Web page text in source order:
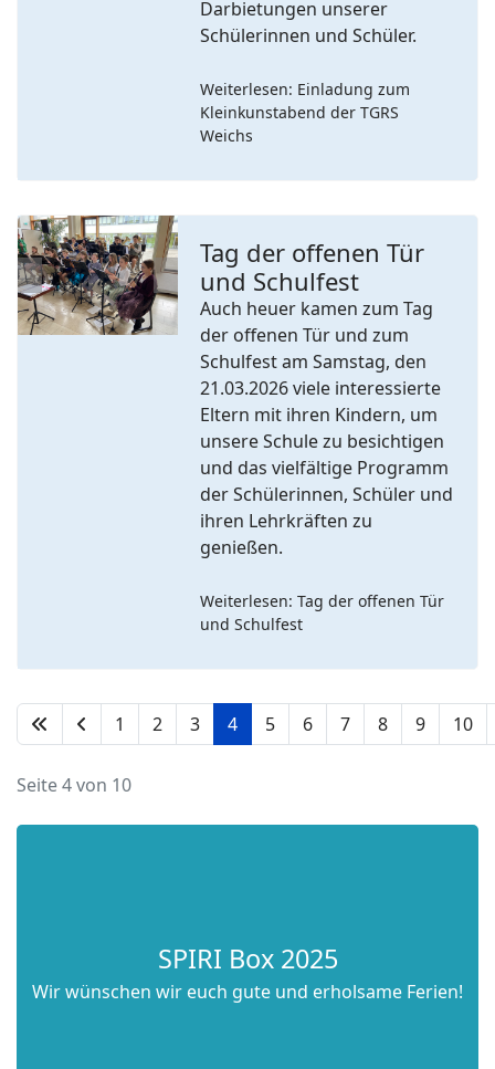
Darbietungen unserer
Schülerinnen und Schüler.
Weiterlesen: Einladung zum
Kleinkunstabend der TGRS
Weichs
Previous Next
Tag der offenen Tür
und Schulfest
Auch heuer kamen zum Tag
der offenen Tür und zum
Schulfest am Samstag, den
21.03.2026 viele interessierte
Eltern mit ihren Kindern, um
unsere Schule zu besichtigen
und das vielfältige Programm
der Schülerinnen, Schüler und
ihren Lehrkräften zu
genießen.
Weiterlesen: Tag der offenen Tür
und Schulfest
1 2 3 4 5 6 7 8 9 10
Seite 4 von 10
SPIRI Box 2025
Wir wünschen wir euch gute und erholsame Ferien!